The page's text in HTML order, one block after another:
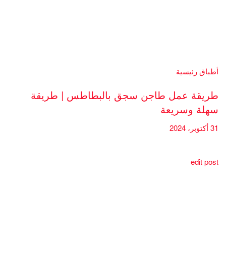
أطباق رئيسية
طريقة عمل طاجن سجق بالبطاطس | طريقة
سهلة وسريعة
31 أكتوبر، 2024
edit post